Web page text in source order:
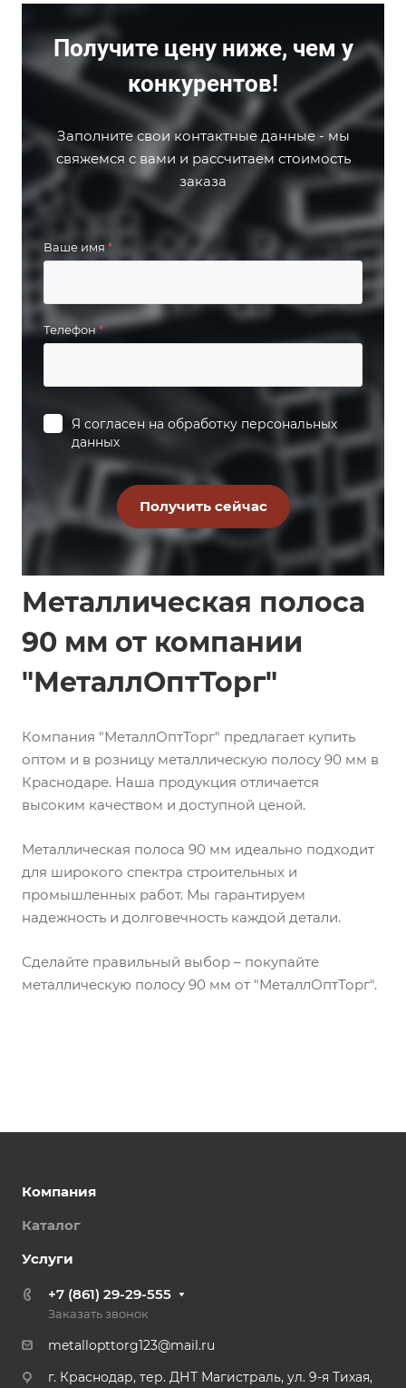
Получите цену ниже, чем у
конкурентов!
Заполните свои контактные данные - мы
свяжемся с вами и рассчитаем стоимость
заказа
Ваше имя *
Телефон*
Я согласен на обработку персональных
данных
Металлическая полоса
90 мм от компании
"МеталлОптТорг"
Компания "МеталлОптТорг" предлагает купить
оптом и в розницу металлическую полосу 90 мм в
Краснодаре. Наша продукция отличается
высоким качеством и доступной ценой.
Металлическая полоса 90 мм идеально подходит
для широкого спектра строительных и
промышленных работ. Мы гарантируем
надежность и долговечность каждой детали.
Сделайте правильный выбор – покупайте
металлическую полосу 90 мм от "МеталлОптТорг".
Компания
Каталог
Услуги
+7 (861) 29-29-555
Заказать звонок
metallopttorg123@mail.ru
г. Краснодар, тер. ДНТ Магистраль, ул. 9-я Тихая,